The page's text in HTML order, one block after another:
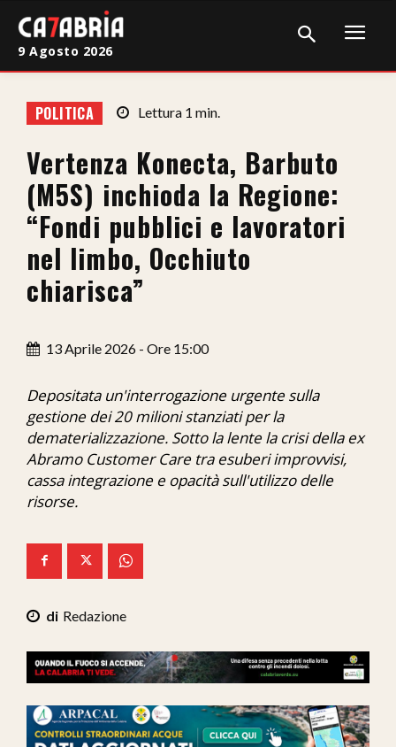
Cronaca
Giudiziaria
Politica
Sport
Attualità
Ita-Mondo
C7 Play
We Calabria
9 Agosto 2026
POLITICA Lettura 1 min.
Vertenza Konecta, Barbuto
(M5S) inchioda la Regione:
“Fondi pubblici e lavoratori
nel limbo, Occhiuto
chiarisca”
13 Aprile 2026 - Ore 15:00
Depositata un'interrogazione urgente sulla
gestione dei 20 milioni stanziati per la
dematerializzazione. Sotto la lente la crisi della ex
Abramo Customer Care tra esuberi improvvisi,
cassa integrazione e opacità sull'utilizzo delle
risorse.
Redazione